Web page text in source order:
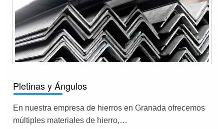
Pletinas y Ángulos
En nuestra empresa de hierros en Granada ofrecemos
múltiples materiales de hierro,…